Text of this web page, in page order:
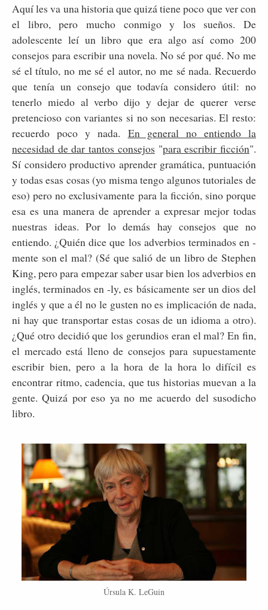
Aquí les va una historia que quizá tiene poco que ver con
el libro, pero mucho conmigo y los sueños. De
adolescente leí un libro que era algo así como 200
consejos para escribir una novela. No sé por qué. No me
sé el título, no me sé el autor, no me sé nada. Recuerdo
que tenía un consejo que todavía considero útil: no
tenerlo miedo al verbo dijo y dejar de querer verse
pretencioso con variantes si no son necesarias. El resto:
recuerdo poco y nada. En general no entiendo la
necesidad de dar tantos consejos "para escribir ficción".
Sí considero productivo aprender gramática, puntuación
y todas esas cosas (yo misma tengo algunos tutoriales de
eso) pero no exclusivamente para la ficción, sino porque
esa es una manera de aprender a expresar mejor todas
nuestras ideas. Por lo demás hay consejos que no
entiendo. ¿Quién dice que los adverbios terminados en -
mente son el mal? (Sé que salió de un libro de Stephen
King, pero para empezar saber usar bien los adverbios en
inglés, terminados en -ly, es básicamente ser un dios del
inglés y que a él no le gusten no es implicación de nada,
ni hay que transportar estas cosas de un idioma a otro).
¿Qué otro decidió que los gerundios eran el mal? En fin,
el mercado está lleno de consejos para supuestamente
escribir bien, pero a la hora de la hora lo difícil es
encontrar ritmo, cadencia, que tus historias muevan a la
gente. Quizá por eso ya no me acuerdo del susodicho
libro.
Úrsula K. LeGuin